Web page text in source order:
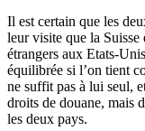
Il est certain que les
leur visite que la Suisse
étrangers aux Etats-
équilibrée si l’on tient
ne suffit pas à lui seul,
droits de douane, mais
les deux pays.